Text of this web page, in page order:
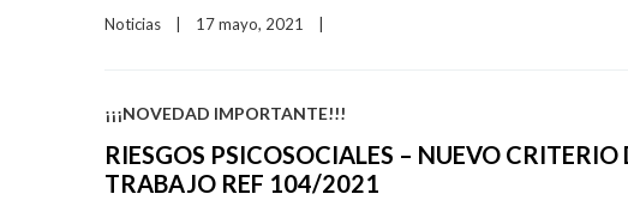
Noticias 17 mayo, 2021
¡¡¡NOVEDAD IMPORTANTE!!!
RIESGOS PSICOSOCIALES – NUEVO CRITERIO
TRABAJO REF 104/2021